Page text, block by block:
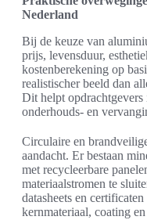
Nederland
Bij de keuze van
prijs, levensduur,
kostenberekening op
realistischer beeld dan
Dit helpt
onderhouds- en
Circulaire en
aandacht. Er bestaan
met recycleerbare
materiaalstromen te
datasheets en
kernmateriaal, coating